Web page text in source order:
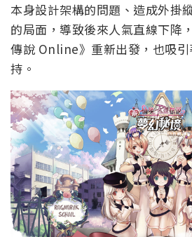
本身設計架構的問題、造成外掛
的局面，導致後來人氣直線下降
傳說 Online》重新出發，也吸
持。